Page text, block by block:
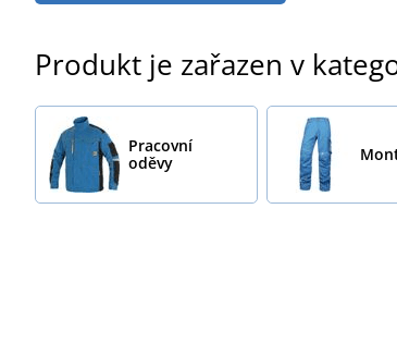
Produkt je zařazen v
Pracovní
oděvy